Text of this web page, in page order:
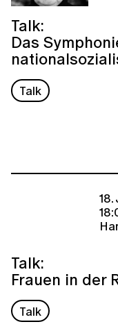
Talk:
Das
Talk
Talk:
Frauen in der
Talk